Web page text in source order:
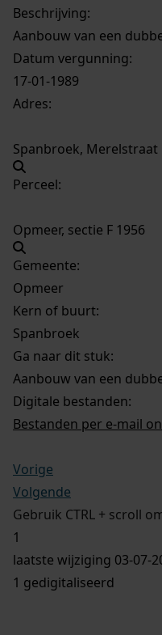
Beschrijving:
Aanbouw van een
Datum vergunning:
17-01-1989
Adres:
Spanbroek, Merelstraat
Perceel:
Opmeer, sectie F 1956
Gemeente:
Opmeer
Kern of buurt:
Spanbroek
Ga naar dit stuk:
Aanbouw van een
Digitale bestanden:
Bestanden per e-mail
Vorige
Volgende
Gebruik CTRL + scroll
laatste wijziging 03-07-
1 gedigitaliseerd